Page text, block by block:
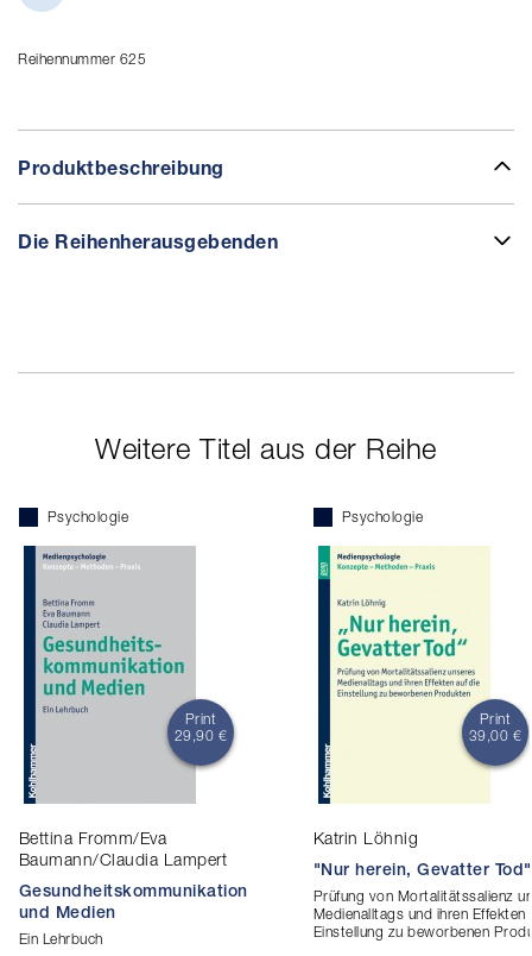
Reihennummer 625
Produktbeschreibung
Die Reihenherausgebenden
Weitere Titel aus der Reihe
Psychologie
Print
29,90 €
Bettina Fromm/Eva
Baumann/Claudia Lampert
Gesundheitskommunikation
und Medien
Ein Lehrbuch
Psychologie
Print
39,00 €
Katrin Löhnig
"Nur herein, Gevatter Tod"
Prüfung von Mortalitätssalienz
Medienalltags und ihren Effekten
Einstellung zu beworbenen